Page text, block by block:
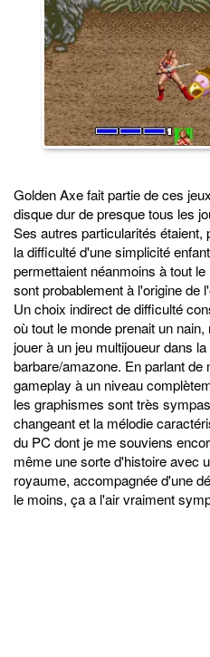
Golden Axe fait partie de ces
disque dur de presque tous les
Ses autres particularités
la difficulté d'une simplicité
permettaient néanmoins à tout
sont probablement à l'origine de
Un choix indirect de difficulté
où tout le monde prenait un
jouer à un jeu multijoueur dans
barbare/amazone. En parlant de
gameplay à un niveau
les graphismes sont très
changeant et la mélodie
du PC dont je me souviens
même une sorte d'histoire avec
royaume, accompagnée d'une
le moins, ça a l'air vraiment